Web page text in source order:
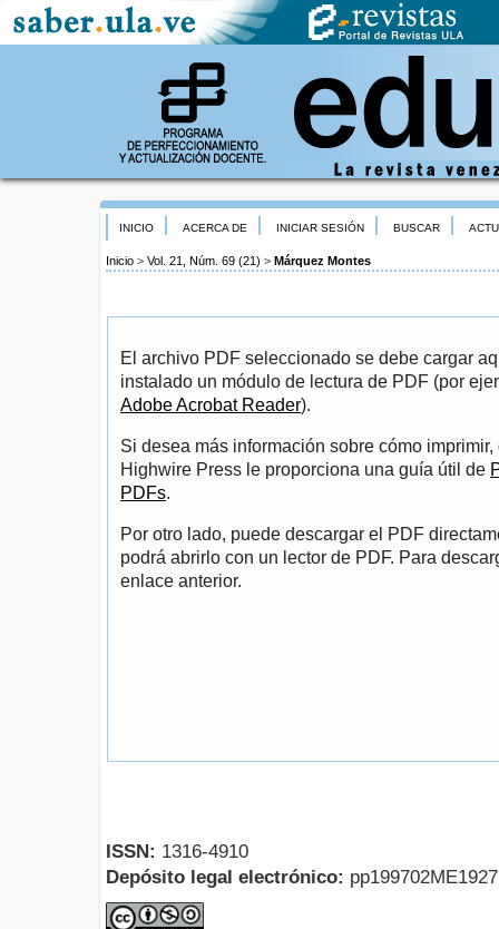
INICIO ACERCA DE INICIAR SESIÓN BUSCAR
Inicio > Vol. 21, Núm. 69 (21) > Márquez Montes
El archivo PDF seleccionado se debe cargar
instalado un módulo de lectura de PDF (por
Adobe Acrobat Reader).
Si desea más información sobre cómo
Highwire Press le proporciona una guía útil de
PDFs.
Por otro lado, puede descargar el PDF
podrá abrirlo con un lector de PDF. Para
enlace anterior.
ISSN: 1316-4910
Depósito legal electrónico: